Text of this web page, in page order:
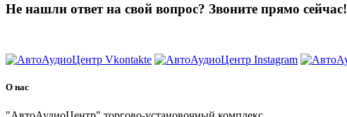
Не нашли ответ на свой вопрос? Звоните прямо сейчас!
О нас